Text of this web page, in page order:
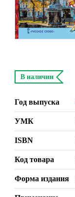
В наличии
Год выпуска
УМК
ISBN
Код товара
Форма издания